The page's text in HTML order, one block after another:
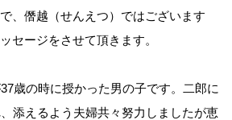
、僭越（せんえつ）ではございます
セージをさせて頂きます。
歳の時に授かった男の子です。二郎に
添えるよう夫婦共々努力しましたが恵